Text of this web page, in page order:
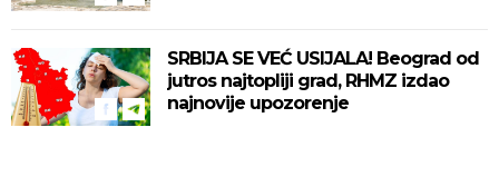
SRBIJA SE VEĆ USIJALA! Beograd od
jutros najtopliji grad, RHMZ izdao
najnovije upozorenje